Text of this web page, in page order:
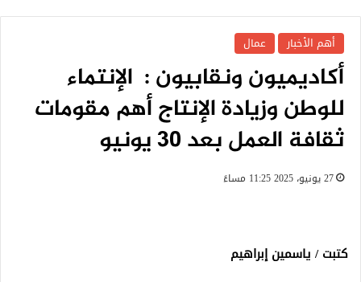
أهم الأخبار عمال
أكاديميون ونقابيون : الإنتماء
للوطن وزيادة الإنتاج أهم مقومات
ثقافة العمل بعد ٣٠ يونيو
27 يونيو، 2025 11:25 مساءً
كتبت / ياسمين إبراهيم